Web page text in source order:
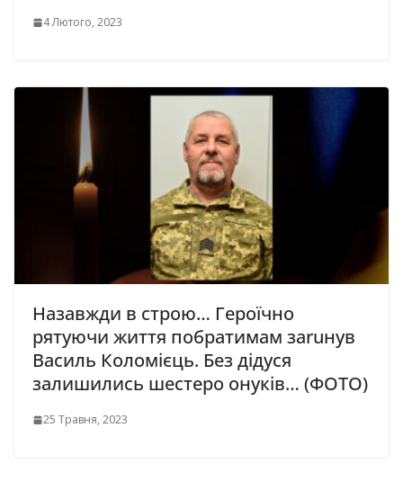
4 Лютого, 2023
Назавжди в строю… Героїчно
рятуючи життя побратимам заruнув
Василь Коломієць. Без дідуся
залишились шестеро онуків… (ФОТО)
25 Травня, 2023